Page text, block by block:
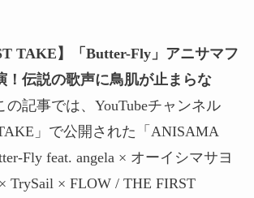
TAKE】「Butter-Fly」アニサマフ
！伝説の歌声に鳥肌が止まらな
の記事では、YouTubeチャンネル
」で公開された「ANISAMA
Fly feat. angela × オーイシマサヨ
TrySail × FLOW / THE FIRST